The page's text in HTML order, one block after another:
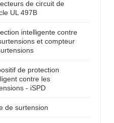
de circuit de
UL 497B
intelligente contre
et compteur
de protection
contre les
- iSPD
de surtension